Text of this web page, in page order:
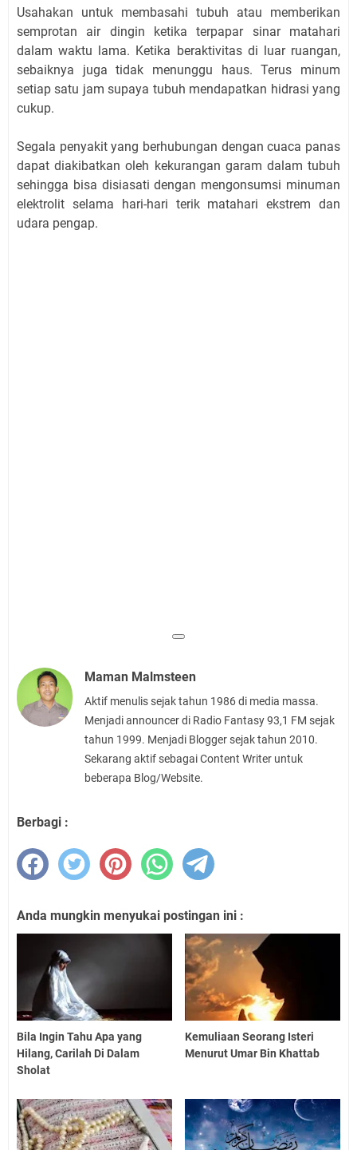
Usahakan untuk membasahi tubuh atau memberikan
semprotan air dingin ketika terpapar sinar matahari
dalam waktu lama. Ketika beraktivitas di luar ruangan,
sebaiknya juga tidak menunggu haus. Terus minum
setiap satu jam supaya tubuh mendapatkan hidrasi yang
cukup.
Segala penyakit yang berhubungan dengan cuaca panas
dapat diakibatkan oleh kekurangan garam dalam tubuh
sehingga bisa disiasati dengan mengonsumsi minuman
elektrolit selama hari-hari terik matahari ekstrem dan
udara pengap.
Maman Malmsteen
Aktif menulis sejak tahun 1986 di media massa.
Menjadi announcer di Radio Fantasy 93,1 FM sejak
tahun 1999. Menjadi Blogger sejak tahun 2010.
Sekarang aktif sebagai Content Writer untuk
beberapa Blog/Website.
Berbagi :
Anda mungkin menyukai postingan ini :
Bila Ingin Tahu Apa yang
Hilang, Carilah Di Dalam
Sholat
Kemuliaan Seorang Isteri
Menurut Umar Bin Khattab